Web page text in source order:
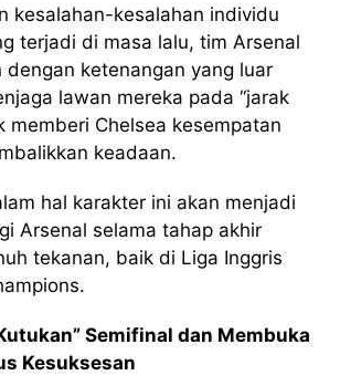
kesalahan-kesalahan individu
terjadi di masa lalu, tim Arsenal
dengan ketenangan yang luar
lawan mereka pada “jarak
memberi Chelsea kesempatan
keadaan.
hal karakter ini akan menjadi
Arsenal selama tahap akhir
tekanan, baik di Liga Inggris
Semifinal dan Membuka
Kesuksesan